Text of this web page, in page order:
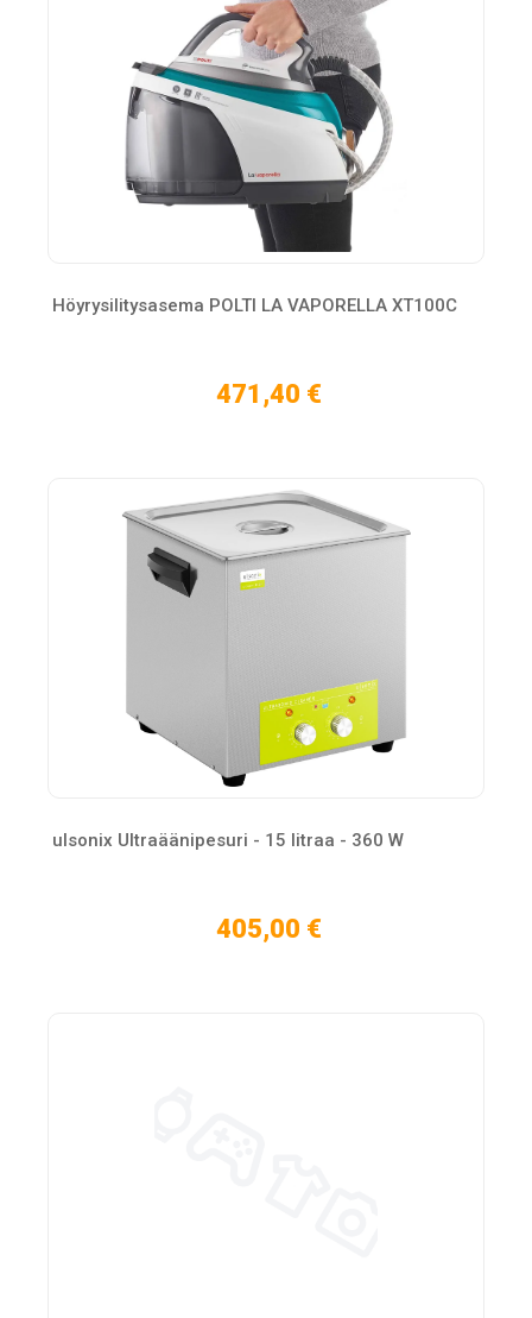
Höyrysilitysasema POLTI LA VAPORELLA XT100C
471,40 €
ulsonix Ultraäänipesuri - 15 litraa - 360 W
405,00 €